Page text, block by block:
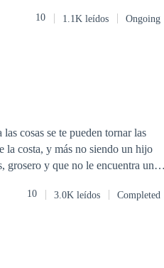
y profunda, basada en el respeto
y solo el tiempo revelará el
10 1.1K leídos Ongoing
cosas se te pueden tornar las
la costa, y más no siendo un hijo
grosero y que no le encuentra un
mágico que es encontrar el amor,
10 3.0K leídos Completed